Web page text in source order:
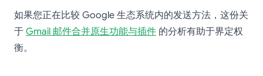
如果您正在比较 Google 生态系统内的发送方法，这份关
于 Gmail 邮件合并原生功能与插件 的分析有助于界定权
衡。